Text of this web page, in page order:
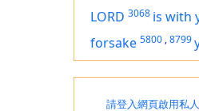
LORD 3068 is with
forsake 5800 ,8799
請登入網頁啟用私人